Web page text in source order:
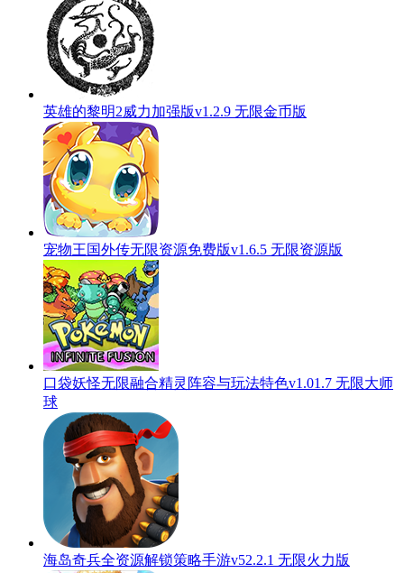
英雄的黎明2威力加强版v1.2.9 无限金币版
宠物王国外传无限资源免费版v1.6.5 无限资源版
口袋妖怪无限融合精灵阵容与玩法特色v1.01.7 无限大师
球
海岛奇兵全资源解锁策略手游v52.2.1 无限火力版